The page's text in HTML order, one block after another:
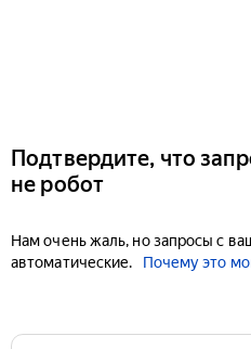
Подтвердите, что
не робот
Нам очень жаль, но запросы с
автоматические.
Почему это